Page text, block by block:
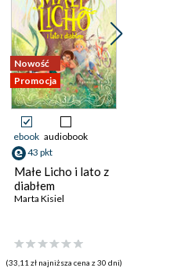
Nowość
Promocja
ebook audiobook
43 pkt
Małe Licho i lato z
diabłem
Marta Kisiel
(33,11 zł najniższa cena z 30 dni)